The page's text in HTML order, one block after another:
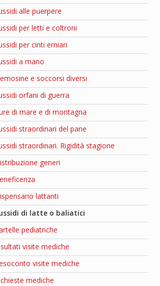
alle puerpere
per letti e coltroni
per cinti erniari
a mano
e soccorsi diversi
orfani di guerra
di mare e di montagna
straordinari del pane
straordinari. Rigidità stagione
generi
lattanti
di latte o baliatici
pediatriche
visite mediche
visite mediche
mediche